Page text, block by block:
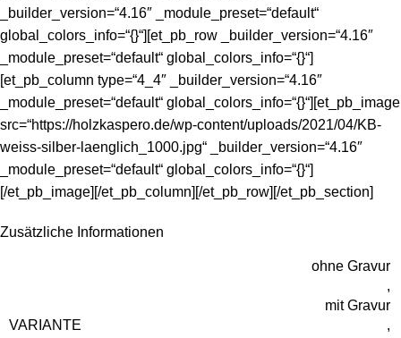
_builder_version=“4.16″ _module_preset=“default“
global_colors_info=“{}“][et_pb_row _builder_version=“4.16″
_module_preset=“default“ global_colors_info=“{}“]
[et_pb_column type=“4_4″ _builder_version=“4.16″
_module_preset=“default“ global_colors_info=“{}“][et_pb_image
src=“https://holzkaspero.de/wp-content/uploads/2021/04/KB-
weiss-silber-laenglich_1000.jpg“ _builder_version=“4.16″
_module_preset=“default“ global_colors_info=“{}“]
[/et_pb_image][/et_pb_column][/et_pb_row][/et_pb_section]
Zusätzliche Informationen
VARIANTE
ohne Gravur
,
mit Gravur
,